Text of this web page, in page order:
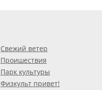
Свежий ветер
Проишествия
Парк культуры
Физкульт привет!